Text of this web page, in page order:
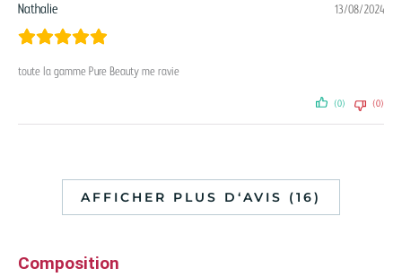
Nathalie 13/08/2024
toute la gamme Pure Beauty me ravie
(0) (0)
AFFICHER PLUS D‘AVIS (16)
Composition